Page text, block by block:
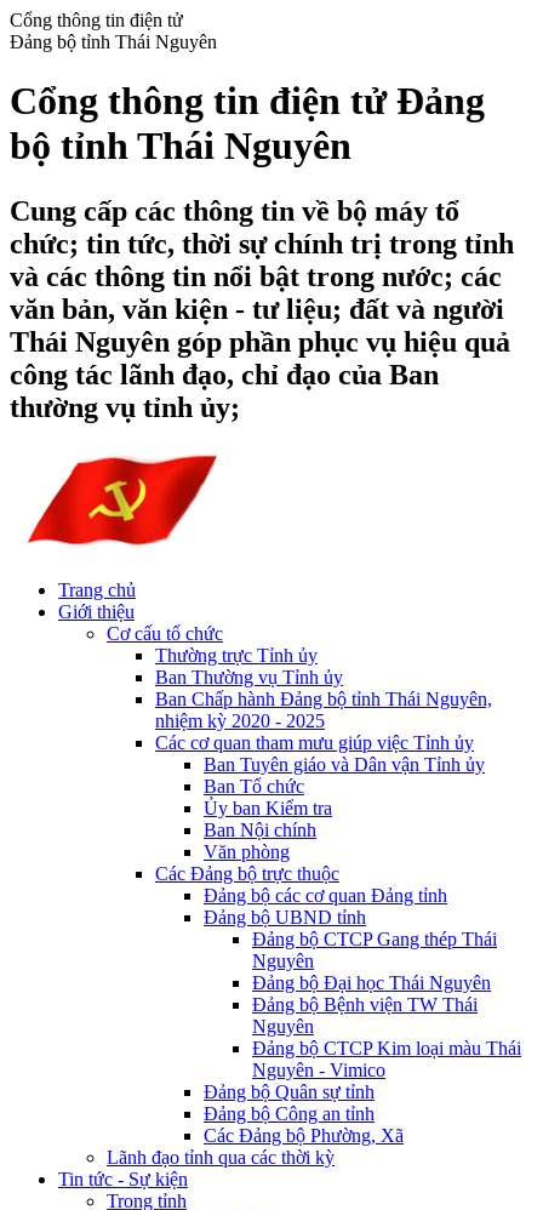
Cổng thông tin điện tử
Đảng bộ tỉnh Thái Nguyên
Cổng thông tin điện tử Đảng
bộ tỉnh Thái Nguyên
Cung cấp các thông tin về bộ máy tổ
chức; tin tức, thời sự chính trị trong tỉnh
và các thông tin nổi bật trong nước; các
văn bản, văn kiện - tư liệu; đất và người
Thái Nguyên góp phần phục vụ hiệu quả
công tác lãnh đạo, chỉ đạo của Ban
thường vụ tỉnh ủy;
Trang chủ
Giới thiệu
Cơ cấu tổ chức
Thường trực Tỉnh ủy
Ban Thường vụ Tỉnh ủy
Ban Chấp hành Đảng bộ tỉnh Thái Nguyên,
nhiệm kỳ 2020 - 2025
Các cơ quan tham mưu giúp việc Tỉnh ủy
Ban Tuyên giáo và Dân vận Tỉnh ủy
Ban Tổ chức
Ủy ban Kiểm tra
Ban Nội chính
Văn phòng
Các Đảng bộ trực thuộc
Đảng bộ các cơ quan Đảng tỉnh
Đảng bộ UBND tỉnh
Đảng bộ CTCP Gang thép Thái
Nguyên
Đảng bộ Đại học Thái Nguyên
Đảng bộ Bệnh viện TW Thái
Nguyên
Đảng bộ CTCP Kim loại màu Thái
Nguyên - Vimico
Đảng bộ Quân sự tỉnh
Đảng bộ Công an tỉnh
Các Đảng bộ Phường, Xã
Lãnh đạo tỉnh qua các thời kỳ
Tin tức - Sự kiện
Trong tỉnh